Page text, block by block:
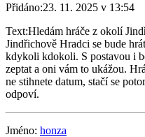
Přidáno:23. 11. 2025 v 13:54
Text:Hledám hráče z okolí
Jindřichově Hradci se bude
kdykoli kdokoli. S postavou i
zeptat a oni vám to ukážou.
ne stihnete datum, stačí se
odpoví.
Jméno: honza